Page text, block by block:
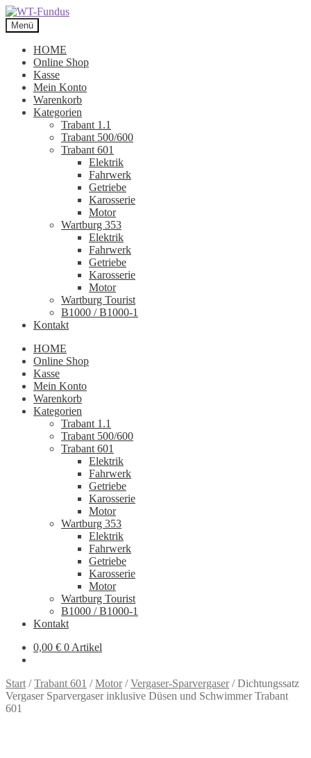
Zur
Navigation
springen
Zum
Inhalt
springen
Menü
HOME
Online Shop
Kasse
Mein Konto
Warenkorb
Kategorien
Trabant 1.1
Trabant 500/600
Trabant 601
Elektrik
Fahrwerk
Getriebe
Karosserie
Motor
Wartburg 353
Elektrik
Fahrwerk
Getriebe
Karosserie
Motor
Wartburg Tourist
B1000 / B1000-1
Kontakt
HOME
Online Shop
Kasse
Mein Konto
Warenkorb
Kategorien
Trabant 1.1
Trabant 500/600
Trabant 601
Elektrik
Fahrwerk
Getriebe
Karosserie
Motor
Wartburg 353
Elektrik
Fahrwerk
Getriebe
Karosserie
Motor
Wartburg Tourist
B1000 / B1000-1
Kontakt
0,00 € 0 Artikel
Start /Trabant 601 /Motor/Vergaser-Sparvergaser/Dichtungssatz
Vergaser Sparvergaser inklusive Düsen und Schwimmer Trabant
601